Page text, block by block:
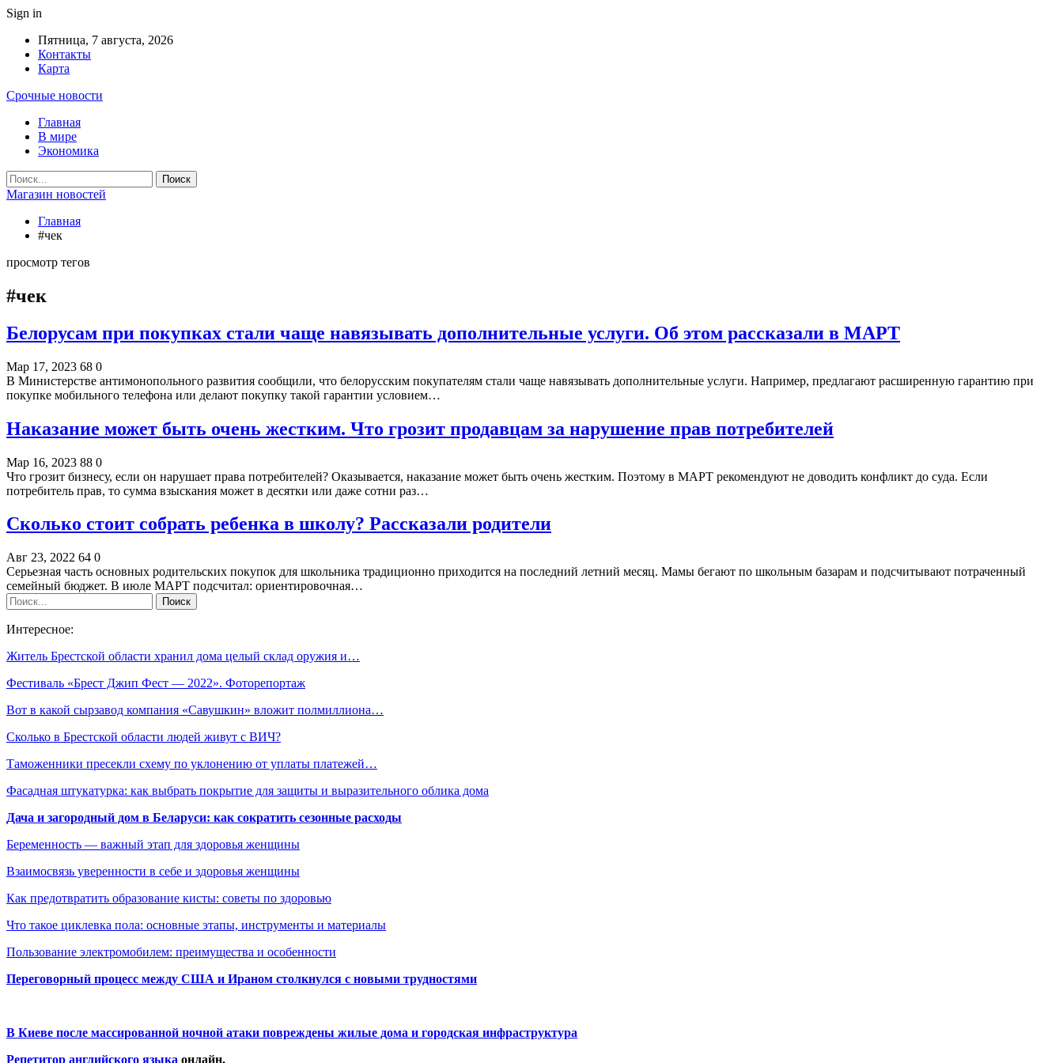
Sign in
Пятница, 7 августа, 2026
Контакты
Карта
Срочные новости
Главная
В мире
Экономика
Магазин новостей
Главная
#чек
просмотр тегов
#чек
Белорусам при покупках стали чаще навязывать дополнительные услуги. Об этом рассказали в МАРТ
Мар 17, 2023 68 0
В Министерстве антимонопольного развития сообщили, что белорусским покупателям стали чаще навязывать дополнительные услуги. Например, предлагают расширенную гарантию при
покупке мобильного телефона или делают покупку такой гарантии условием…
Наказание может быть очень жестким. Что грозит продавцам за нарушение прав потребителей
Мар 16, 2023 88 0
Что грозит бизнесу, если он нарушает права потребителей? Оказывается, наказание может быть очень жестким. Поэтому в МАРТ рекомендуют не доводить конфликт до суда. Если
потребитель прав, то сумма взыскания может в десятки или даже сотни раз…
Сколько стоит собрать ребенка в школу? Рассказали родители
Авг 23, 2022 64 0
Серьезная часть основных родительских покупок для школьника традиционно приходится на последний летний месяц. Мамы бегают по школьным базарам и подсчитывают потраченный
семейный бюджет. В июле МАРТ подсчитал: ориентировочная…
Интересное:
Житель Брестской области хранил дома целый склад оружия и…
Фестиваль «Брест Джип Фест — 2022». Фоторепортаж
Вот в какой сырзавод компания «Савушкин» вложит полмиллиона…
Сколько в Брестской области людей живут с ВИЧ?
Таможенники пресекли схему по уклонению от уплаты платежей…
Фасадная штукатурка: как выбрать покрытие для защиты и выразительного облика дома
Дача и загородный дом в Беларуси: как сократить сезонные расходы
Беременность — важный этап для здоровья женщины
Взаимосвязь уверенности в себе и здоровья женщины
Как предотвратить образование кисты: советы по здоровью
Что такое циклевка пола: основные этапы, инструменты и материалы
Пользование электромобилем: преимущества и особенности
Переговорный процесс между США и Ираном столкнулся с новыми трудностями
В Киеве после массированной ночной атаки повреждены жилые дома и городская инфраструктура
Репетитор английского языка онлайн.